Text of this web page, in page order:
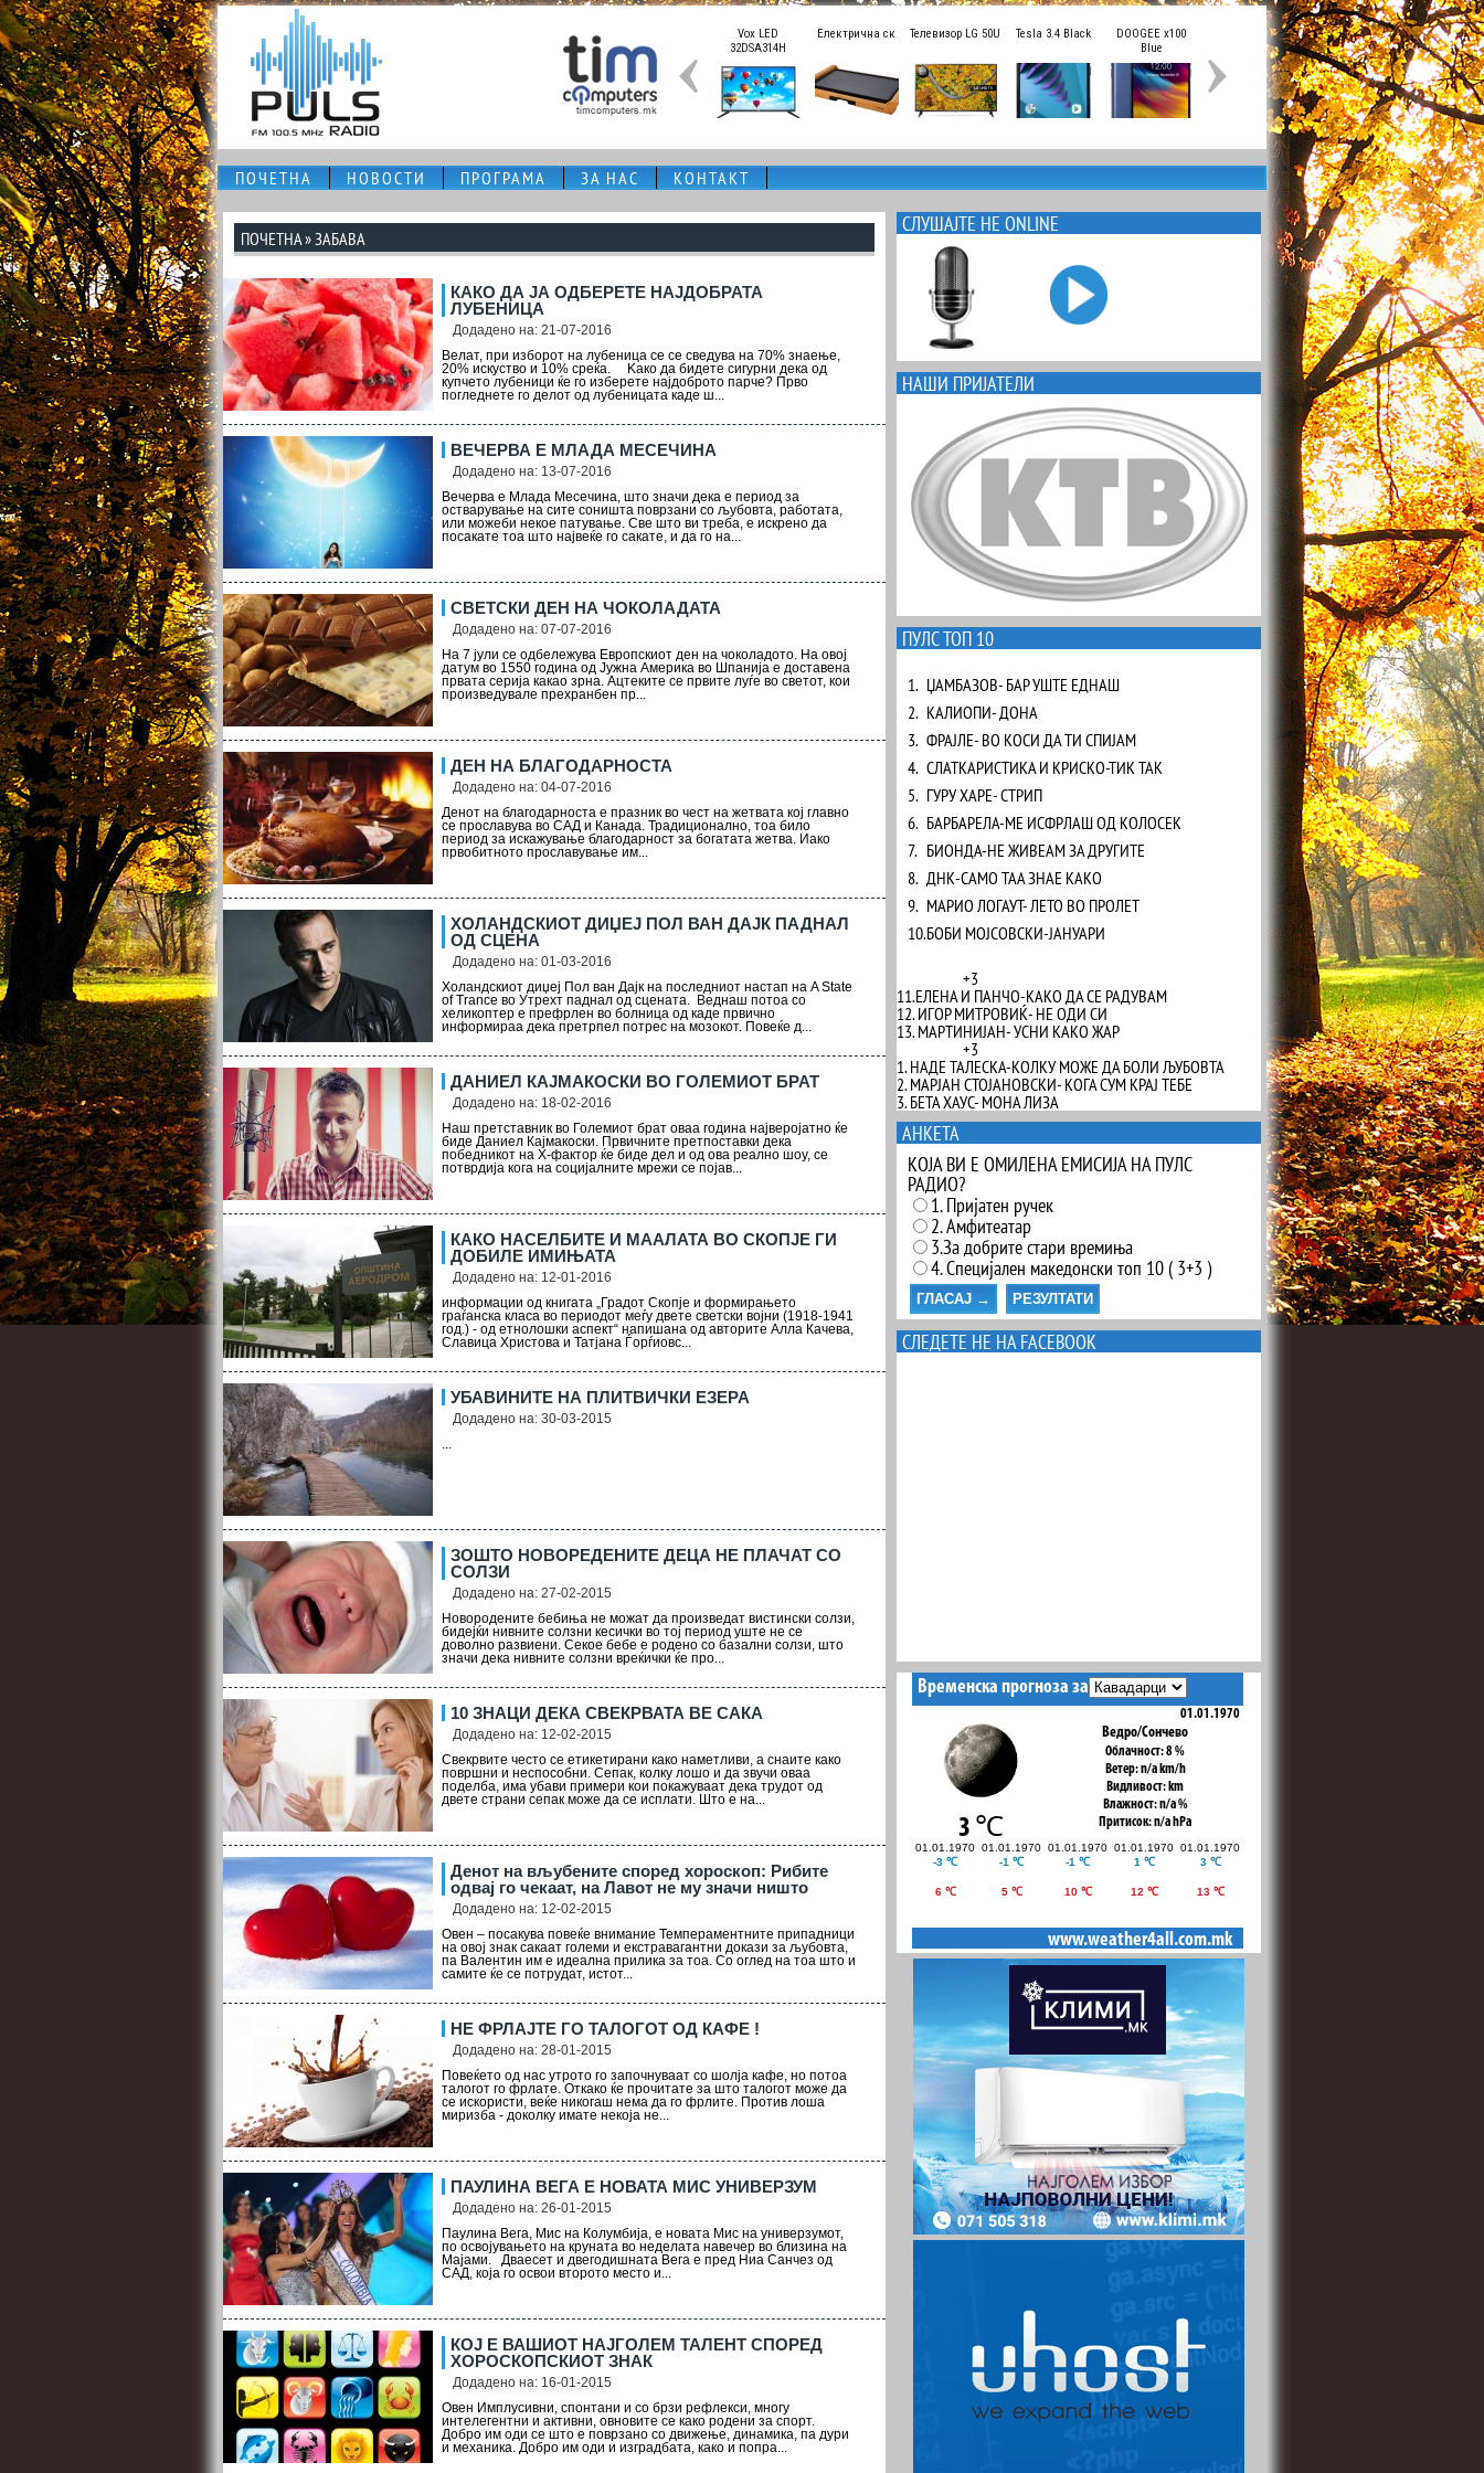
ПОЧЕТНА НОВОСТИ ПРОГРАМА ЗА НАС КОНТАКТ
ПОЧЕТНА» ЗАБАВА
КАКО ДА ЈА ОДБЕРЕТЕ НАЈДОБРАТА
ЛУБЕНИЦА
Додадено на: 21-07-2016
Велат, при изборот на лубеница се се сведува на 70% знаење,
20% искуство и 10% среќа. Kaко да бидете сигурни дека од
купчето лубеници ќе го изберете најдоброто парче? Прво
погледнете го делот од лубеницата каде ш...
ВЕЧЕРВА Е МЛАДА МЕСЕЧИНА
Додадено на: 13-07-2016
Вечерва е Млада Месечина, што значи дека е период за
остварување на сите соништа поврзани со љубовта, работата,
или можеби некое патување. Све што ви треба, е искрено да
посакате тоа што највеќе го сакате, и да го на...
СВЕТСКИ ДЕН НА ЧОКОЛАДАТА
Додадено на: 07-07-2016
На 7 јули се одбележува Европскиот ден на чоколадото. На овој
датум во 1550 година од Јужна Америка во Шпанија е доставена
првата серија какао зрна. Ацтеките се првите луѓе во светот, кои
произведувале прехранбен пр...
ДЕН НА БЛАГОДАРНОСТА
Додадено на: 04-07-2016
Денот на благодарноста е празник во чест на жетвата кој главно
се прославува во САД и Канада. Традиционално, тоа било
период за искажување благодарност за богатата жетва. Иако
првобитното прославување им...
ХОЛАНДСКИОТ ДИЏЕЈ ПОЛ ВАН ДАЈК ПАДНАЛ
ОД СЦЕНА
Додадено на: 01-03-2016
Холандскиот диџеј Пол ван Дајк на последниот настап на A State
of Trance во Утрехт паднал од сцената. Веднаш потоа со
хеликоптер е префрлен во болница од каде првично
информираа дека претрпел потрес на мозокот. Повеќе д...
ДАНИЕЛ КАЈМАКОСКИ ВО ГОЛЕМИОТ БРАТ
Додадено на: 18-02-2016
Наш претставник во Големиот брат оваа година најверојатно ќе
биде Даниел Кајмакоски. Првичните претпоставки дека
победникот на Х-фактор ќе биде дел и од ова реално шоу, се
потврдија кога на социјалните мрежи се појав...
КАКО НАСЕЛБИТЕ И МААЛАТА ВО СКОПЈЕ ГИ
ДОБИЛЕ ИМИЊАТА
Додадено на: 12-01-2016
информации од книгата „Градот Скопје и формирањето
граѓанска класа во периодот меѓу двете светски војни (1918-1941
год.) - од етнолошки аспект“ напишана од авторите Алла Качева,
Славица Христова и Татјана Ѓорѓиовс...
УБАВИНИТЕ НА ПЛИТВИЧКИ ЕЗЕРА
Додадено на: 30-03-2015
...
ЗОШТО НОВОРЕДЕНИТЕ ДЕЦА НЕ ПЛАЧАТ СО
СОЛЗИ
Додадено на: 27-02-2015
Новородените бебиња не можат да произведат вистински солзи,
бидејќи нивните солзни кесички во тој период уште не се
доволно развиени. Секое бебе е родено со базални солзи, што
значи дека нивните солзни вреќички ќе про...
10 ЗНАЦИ ДЕКА СВЕКРВАТА ВЕ САКА
Додадено на: 12-02-2015
Свекрвите често се етикетирани како наметливи, а снаите како
површни и неспособни. Сепак, колку лошо и да звучи оваа
поделба, има убави примери кои покажуваат дека трудот од
двете страни сепак може да се исплати. Што е на...
Денот на вљубените според хороскоп: Рибите
одвај го чекаат, на Лавот не му значи ништо
Додадено на: 12-02-2015
Овен – посакува повеќе внимание Темпераментните припадници
на овој знак сакаат големи и екстравагантни докази за љубовта,
па Валентин им е идеална прилика за тоа. Со оглед на тоа што и
самите ќе се потрудат, истот...
НЕ ФРЛАЈТЕ ГО ТАЛОГОТ ОД КАФЕ !
Додадено на: 28-01-2015
Повеќето од нас утрото го започнуваат со шолја кафе, но потоа
талогот го фрлате. Откако ќе прочитате за што талогот може да
се искористи, веќе никогаш нема да го фрлите. Против лоша
миризба - доколку имате некоја не...
ПАУЛИНА ВЕГА Е НОВАТА МИС УНИВЕРЗУМ
Додадено на: 26-01-2015
Паулина Вега, Мис на Колумбија, е новата Мис на универзумот,
по освојувањето на круната во неделата навечер во близина на
Мајами. Дваесет и двегодишната Вега е пред Ниа Санчез од
САД, која го освои второто место и...
КОЈ Е ВАШИОТ НАЈГОЛЕМ ТАЛЕНТ СПОРЕД
ХОРОСКОПСКИОТ ЗНАК
Додадено на: 16-01-2015
Овен Имплусивни, спонтани и со брзи рефлекси, многу
интелегентни и активни, овновите се како родени за спорт.
Добро им оди се што е поврзано со движење, динамика, па дури
и механика. Добро им оди и изградбата, како и попра...
СЛУШАЈТЕ НЕ ONLINE
НАШИ ПРИЈАТЕЛИ
ПУЛС ТОП 10
1. ЏАМБАЗОВ- БАР УШТЕ ЕДНАШ
2. КАЛИОПИ- ДОНА
3. ФРАЈЛЕ- ВО КОСИ ДА ТИ СПИЈАМ
4. СЛАТКАРИСТИКА И КРИСКО-ТИК ТАК
5. ГУРУ ХАРЕ- СТРИП
6. БАРБАРЕЛА-МЕ ИСФРЛАШ ОД КОЛОСЕК
7. БИОНДА-НЕ ЖИВЕАМ ЗА ДРУГИТЕ
8. ДНК-САМО ТАА ЗНАЕ КАКО
9. МАРИО ЛОГАУТ- ЛЕТО ВО ПРОЛЕТ
10.БОБИ МОЈСОВСКИ-ЈАНУАРИ
+3
11.ЕЛЕНА И ПАНЧО-КАКО ДА СЕ РАДУВАМ
12. ИГОР МИТРОВИЌ- НЕ ОДИ СИ
13. МАРТИНИЈАН- УСНИ КАКО ЖАР
+3
1. НАДЕ ТАЛЕСКА-КОЛКУ МОЖЕ ДА БОЛИ ЉУБОВТА
2. МАРЈАН СТОЈАНОВСКИ- КОГА СУМ КРАЈ ТЕБЕ
3. БЕТА ХАУС- МОНА ЛИЗА
АНКЕТА
КОЈА ВИ Е ОМИЛЕНА ЕМИСИЈА НА ПУЛС
РАДИО?
1. Пријатен ручек
2. Амфитеатар
3.За добрите стари времиња
4. Специјален македонски топ 10 ( 3+3 )
СЛЕДЕТЕ НЕ НА FACEBOOK